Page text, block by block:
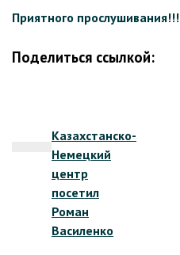
Приятного прослушивания!!!
Поделиться ссылкой:
записям
Казахстанско-
Немецкий
центр
посетил
Роман
Василенко